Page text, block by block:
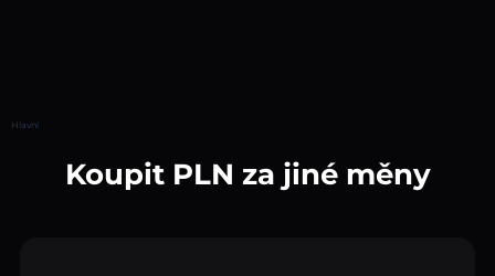
Hlavní
Koupit PLN za jiné měny